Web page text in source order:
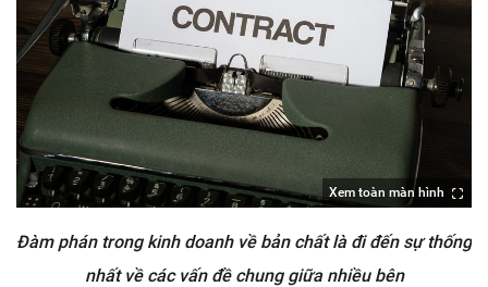
Xem toàn màn hình
Đàm phán trong kinh doanh về bản chất là đi đến sự thống
nhất về các vấn đề chung giữa nhiều bên